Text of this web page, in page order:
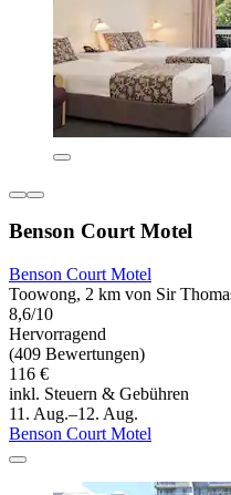
Benson Court Motel
Benson Court Motel
Toowong, 2 km von Sir
8,6/10
Hervorragend
(409 Bewertungen)
116 €
inkl. Steuern & Gebühren
11. Aug.–12. Aug.
Benson Court Motel